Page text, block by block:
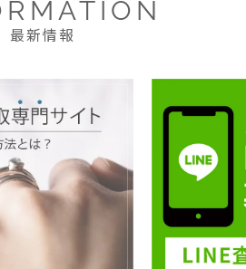
最新情報